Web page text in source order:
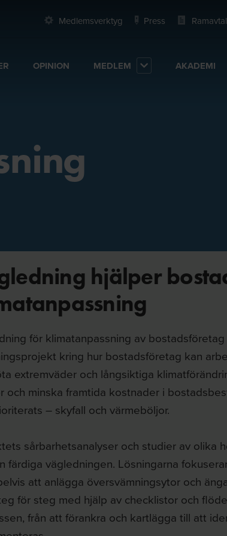
Medlemsverktyg Press Ramavtal
OPINION MEDLEM AKADEMI
hjälper
för klimatanpassning av
kring hur bostadsföretag kan
extremväder och långsiktiga
och minska framtida kostnader i
– skyfall och värmeböljor.
sårbarhetsanalyser och studier av olika
färdiga vägledningen. Lösningarna
att anlägga översvämningsytor och
för steg med hjälp av checklistor och
från att förankra och kartlägga till att